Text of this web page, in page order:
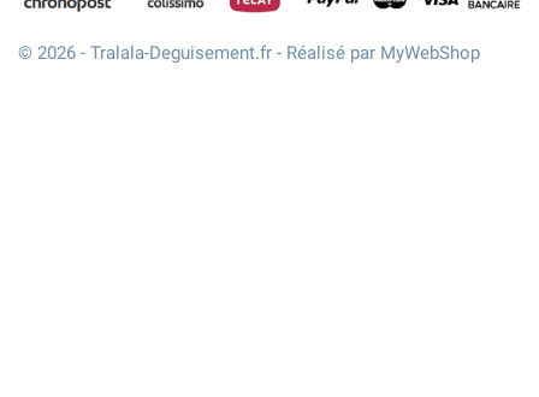
© 2026 - Tralala-Deguisement.fr - Réalisé par MyWebShop